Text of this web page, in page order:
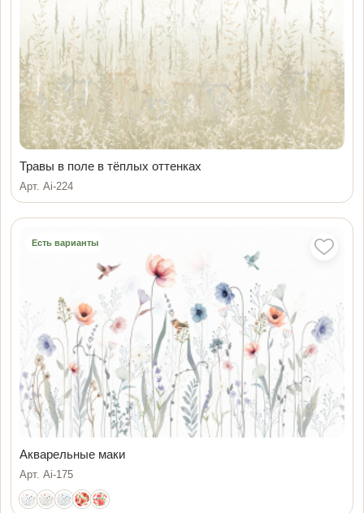
Травы в поле в тёплых оттенках
Арт. Ai-224
Есть варианты
Акварельные маки
Арт. Ai-175